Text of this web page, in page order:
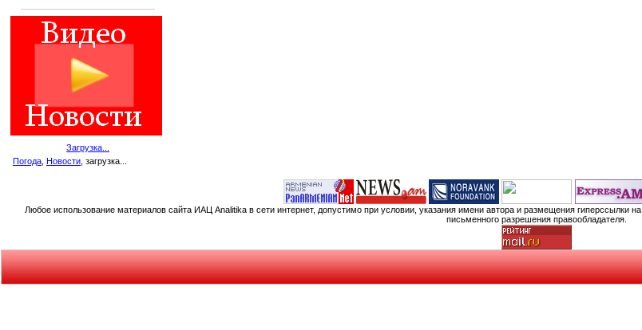
Загрузка...
Погода Новости , загрузка...
Любое использование материалов сайта ИАЦ Analitika в сети интернет, допустимо при условии, указания имени автора и размещения гиперссылки на
письменного разрешения правообладателя.